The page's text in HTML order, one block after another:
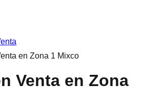
en Zona 1 Mixco
Venta en Zona